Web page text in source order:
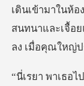
เติมเงิน
ประวัติกา
ออกจากร
อ
สนทนาและเจื้อ
พาเธอไ